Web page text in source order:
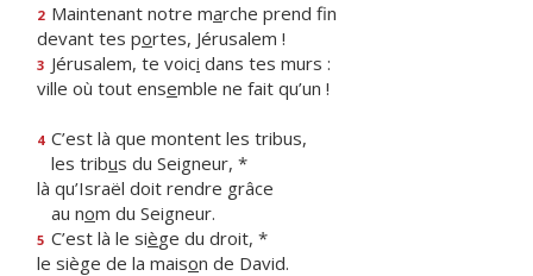
2 Maintenant notre marche prend fin
devant tes portes, Jérusalem !
3 Jérusalem, te voici dans tes murs :
ville où tout ensemble ne fait qu’un !
4 C’est là que montent les tribus,
les tribus du Seigneur, *
là qu’Israël doit rendre grâce
au nom du Seigneur.
5 C’est là le siège du droit, *
le siège de la maison de David.